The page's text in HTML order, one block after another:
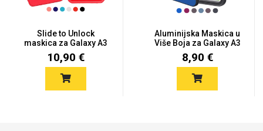
Slide to Unlock
maskica za Galaxy A3
(2017) -...
10,90 €
Aluminijska Maskica u
Više Boja za Galaxy A3
(...
8,90 €